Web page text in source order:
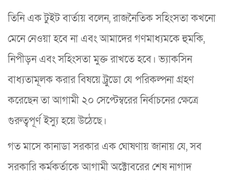
তিনি এক টুইট বার্তায় বলেন, রাজনৈতিক সহিংসতা কখনো
মেনে নেওয়া হবে না এবং আমাদের গণমাধ্যমকে হুমকি,
নিপীড়ন এবং সহিংসতা মুক্ত রাখতে হবে। ভ্যাকসিন
বাধ্যতামূলক করার বিষয়ে ট্রুডো যে পরিকল্পনা গ্রহণ
করেছেন তা আগামী ২০ সেপ্টেম্বরের নির্বাচনের ক্ষেত্রে
গুরুত্বপূর্ণ ইস্যু হয়ে উঠেছে।
গত মাসে কানাডা সরকার এক ঘোষণায় জানায় যে, সব
সরকারি কর্মকর্তাকে আগামী অক্টোবরের শেষ নাগাদ